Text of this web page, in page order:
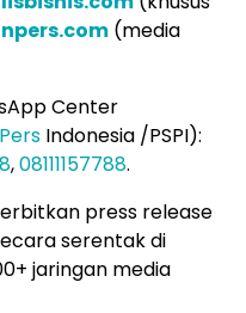
(media
Center
Indonesia /PSPI):
,08111157788.
press release
serentak di
jaringan media